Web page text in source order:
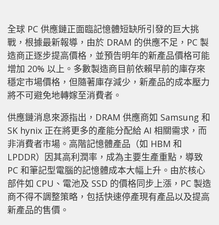
全球 PC 供應鏈正面臨記憶體短缺所引發的巨大挑
戰，根據最新報導，由於 DRAM 的供應不足，PC 製
造商正逐步提高價格，並預告明年的新產品價格可能
增加 20% 以上。多數製造商目前依賴早前的庫存來
穩定市場價格，但隨著庫存減少，新產品的成本壓力
將不可避免地轉嫁至消費者。
供應鏈消息來源指出，DRAM 供應商如 Samsung 和
SK hynix 正在將更多的產能分配給 AI 相關需求，而
非消費者市場。高階記憶體產品（如 HBM 和
LPDDR）因其高利潤率，成為主要生產重點，導致
PC 和筆記型電腦的記憶體成本大幅上升。由於核心
部件如 CPU、電池及 SSD 的價格同步上漲，PC 製造
商不得不調整策略，包括快速停產現有產品以及提高
新產品的售價。